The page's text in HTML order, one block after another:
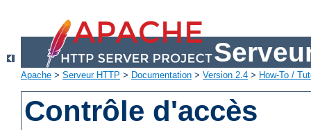
Apache > Serveur HTTP > Documentation > Version 2.4 > How-To /
Contrôle d'accès